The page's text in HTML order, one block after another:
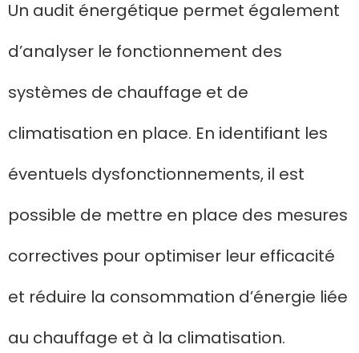
Un audit énergétique permet également
d’analyser le fonctionnement des
systèmes de chauffage et de
climatisation en place. En identifiant les
éventuels dysfonctionnements, il est
possible de mettre en place des mesures
correctives pour optimiser leur efficacité
et réduire la consommation d’énergie liée
au chauffage et à la climatisation.